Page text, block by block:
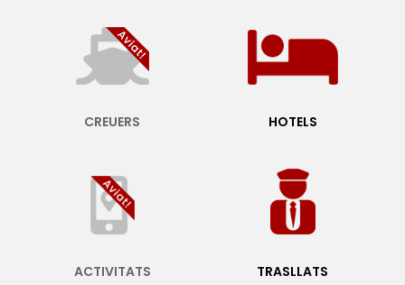
CREUERS HOTELS
ACTIVITATS TRASLLATS